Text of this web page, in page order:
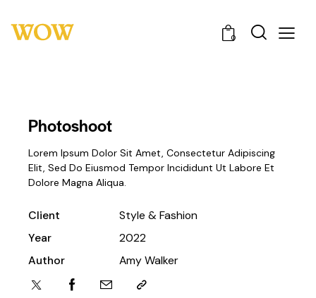
0
Photoshoot
Lorem Ipsum Dolor Sit Amet, Consectetur Adipiscing
Elit, Sed Do Eiusmod Tempor Incididunt Ut Labore Et
Dolore Magna Aliqua.
Client
Style & Fashion
Year
2022
Author
Amy Walker